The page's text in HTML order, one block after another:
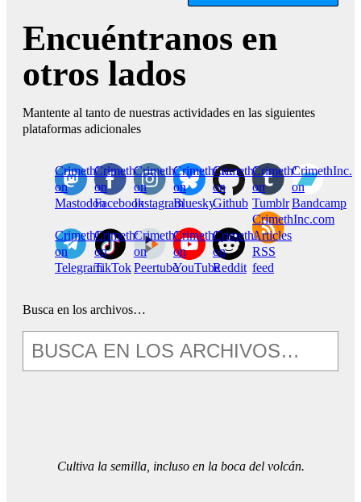
Encuéntranos en
otros lados
Mantente al tanto de nuestras actividades en las siguientes
plataformas adicionales
CrimethInc.
on
Mastodon
Crimethinc.
on
Facebook
Crimethinc.
on
Instagram
Crimethinc.
on
Bluesky
CrimethInc.
on
Github
CrimethInc.
on
Tumblr
CrimethInc.
on
Bandcamp
CrimethInc.
on
Telegram
Crimethinc.
on
TikTok
CrimethInc.
on
Peertube
CrimethInc.
on
YouTube
CrimethInc.
on
Reddit
CrimethInc.com
Articles
RSS
feed
Busca en los archivos…
Cultiva la semilla, incluso en la boca del volcán.